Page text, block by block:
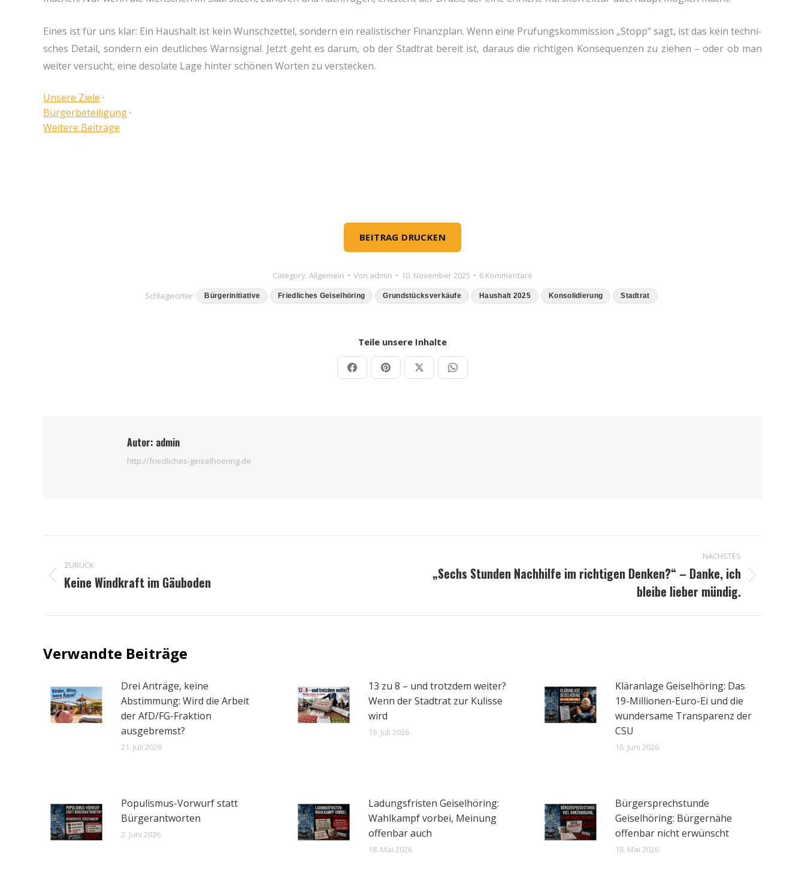
Eines ist für uns klar: Ein Haus­halt ist kein Wunsch­zet­tel, son­dern ein rea­li­sti­scher Finanz­plan. Wenn eine Prü­fungs­kom­mis­si­on „Stopp“ sagt, ist das kein tech­ni­
sches Detail, son­dern ein deut­li­ches Warn­si­gnal. Jetzt geht es dar­um, ob der Stadt­rat bereit ist, dar­aus die rich­ti­gen Kon­se­quen­zen zu zie­hen – oder ob man
wei­ter ver­sucht, eine deso­la­te Lage hin­ter schö­nen Wor­ten zu ver­stecken.
Unse­re Zie­le ·
Bür­ger­be­tei­li­gung ·
Wei­te­re Bei­trä­ge
BEITRAG DRUCKEN
Category: Allgemein Von admin 10. November 2025
6 Kommentare
Schlagwörter:
Bürgerinitiative Friedliches Geiselhöring Grundstücksverkäufe Haushalt 2025 Konsolidierung Stadtrat
Teile unsere Inhalte
Teilen Teilen Teilen Teilen
Autor: admin
http://friedliches-geiselhoering.de
Kommentarnavigation
ZURÜCK
Vorheriger
Keine Windkraft im Gäuboden
NÄCHSTES
Nächster
„Sechs Stunden Nachhilfe im richtigen Denken?“ – Danke, ich
bleibe lieber mündig.
Drei Anträge, keine
Abstimmung: Wird die Arbeit
der AfD/FG-Fraktion
ausgebremst?
21. Juli 2026
13 zu 8 – und trotzdem weiter?
Wenn der Stadtrat zur Kulisse
wird
19. Juli 2026
Kläranlage Geiselhöring: Das
19-Millionen-Euro-Ei und die
wundersame Transparenz der
CSU
16. Juni 2026
Populismus-Vorwurf statt
Bürgerantworten
2. Juni 2026
Ladungsfristen Geiselhöring:
Wahlkampf vorbei, Meinung
offenbar auch
18. Mai 2026
Bürgersprechstunde
Geiselhöring: Bürgernähe
offenbar nicht erwünscht
18. Mai 2026